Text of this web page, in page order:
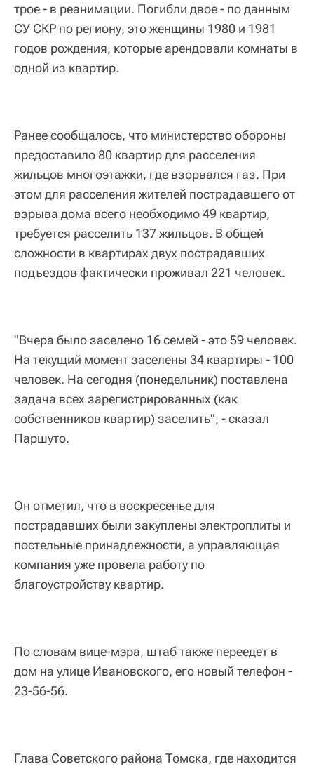
трое - в реанимации. Погибли двое - по данным
СУ СКР по региону, это женщины 1980 и 1981
годов рождения, которые арендовали комнаты в
одной из квартир.
Ранее сообщалось, что министерство обороны
предоставило 80 квартир для расселения
жильцов многоэтажки, где взорвался газ. При
этом для расселения жителей пострадавшего от
взрыва дома всего необходимо 49 квартир,
требуется расселить 137 жильцов. В общей
сложности в квартирах двух пострадавших
подъездов фактически проживал 221 человек.
"Вчера было заселено 16 семей - это 59 человек.
На текущий момент заселены 34 квартиры - 100
человек. На сегодня (понедельник) поставлена
задача всех зарегистрированных (как
собственников квартир) заселить", - сказал
Паршуто.
Он отметил, что в воскресенье для
пострадавших были закуплены электроплиты и
постельные принадлежности, а управляющая
компания уже провела работу по
благоустройству квартир.
По словам вице-мэра, штаб также переедет в
дом на улице Ивановского, его новый телефон -
23-56-56.
Глава Советского района Томска, где находится